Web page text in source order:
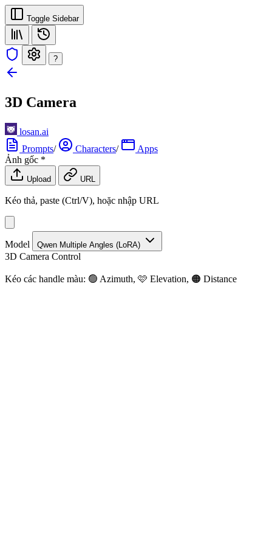
Toggle Sidebar
?
3D Camera
losan.ai
Prompts/ Characters/
Apps
Ảnh gốc *
Upload URL
Kéo thả, paste (Ctrl/V), hoặc nhập URL
Model Qwen Multiple Angles (LoRA)
3D Camera Control
Kéo các handle màu: 🟢 Azimuth, 🩷 Elevation, 🟠 Distance